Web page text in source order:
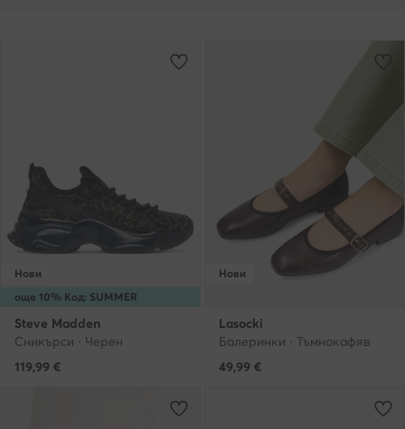
още 10% Код: SUMMER
Нови
Steve Madden
Сникърси · Черен
119,99 €
Нови
Lasocki
Балеринки · Тъмнокафяв
49,99 €